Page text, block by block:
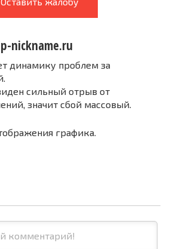
nickname.ru
динамику проблем за
сильный отрыв от
значит сбой массовый.
графика.